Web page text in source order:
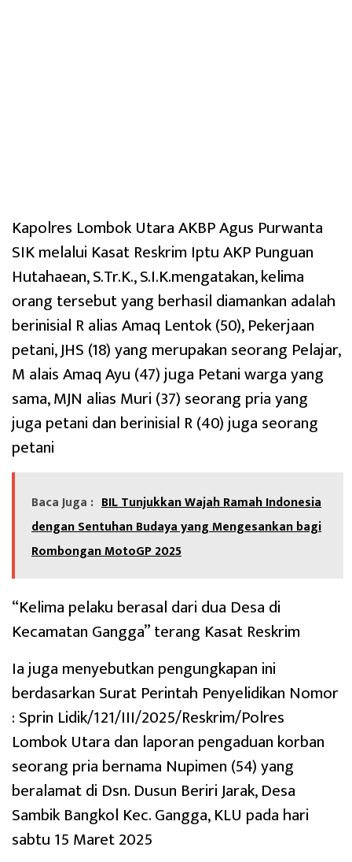
Kapolres Lombok Utara AKBP Agus Purwanta
SIK melalui Kasat Reskrim Iptu AKP Punguan
Hutahaean, S.Tr.K., S.I.K.mengatakan, kelima
orang tersebut yang berhasil diamankan adalah
berinisial R alias Amaq Lentok (50), Pekerjaan
petani, JHS (18) yang merupakan seorang Pelajar,
M alais Amaq Ayu (47) juga Petani warga yang
sama, MJN alias Muri (37) seorang pria yang
juga petani dan berinisial R (40) juga seorang
petani
Baca Juga : BIL Tunjukkan Wajah Ramah Indonesia
dengan Sentuhan Budaya yang Mengesankan bagi
Rombongan MotoGP 2025
“Kelima pelaku berasal dari dua Desa di
Kecamatan Gangga” terang Kasat Reskrim
Ia juga menyebutkan pengungkapan ini
berdasarkan Surat Perintah Penyelidikan Nomor
: Sprin Lidik/121/III/2025/Reskrim/Polres
Lombok Utara dan laporan pengaduan korban
seorang pria bernama Nupimen (54) yang
beralamat di Dsn. Dusun Beriri Jarak, Desa
Sambik Bangkol Kec. Gangga, KLU pada hari
sabtu 15 Maret 2025